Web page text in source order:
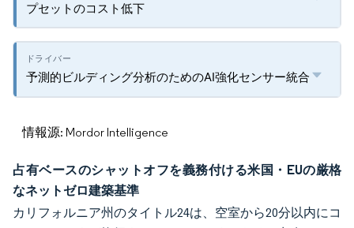
プセットのコスト低下
予測的ビルディング分析のためのAI強化センサー統合
情報源: Mordor Intelligence
占有ベースのシャットオフを義務付ける米国・EUの厳格
なネットゼロ建築基準
カリフォルニア州のタイトル24は、空室から20分以内にコ